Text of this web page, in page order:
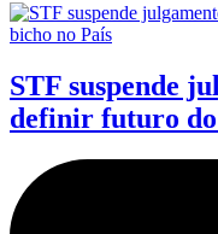
STF suspende
definir futuro do